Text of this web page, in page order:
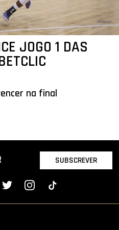
JOGO 1 DAS
na final
SUBSCREVER